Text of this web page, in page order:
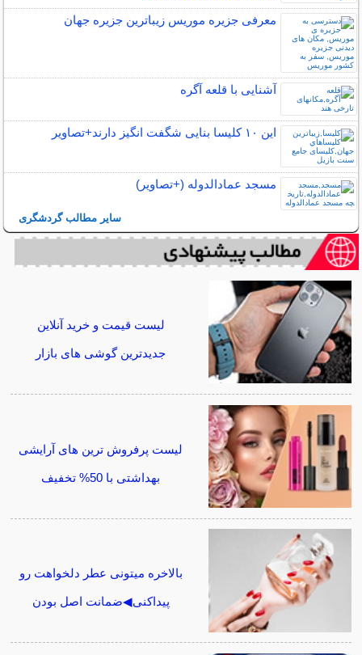
معرفی جزیره موریس زیباترین جزیره جهان
آشنایی با قلعه آگره
این ۱۰ کلیسا بنایی شگفت انگیز دارند+تصاویر
مسجد عمادالدوله (+تصاویر)
سایر مطالب گردشگری
لیست قیمت و خرید آنلاین
جدیدترین گوشی های بازار
لیست پرفروش ترین های آرایشی
بهداشتی با 50% تخفیف
بالاخره میتونی عطر دلخواهت رو
پیداکنی◀ضمانت اصل بودن